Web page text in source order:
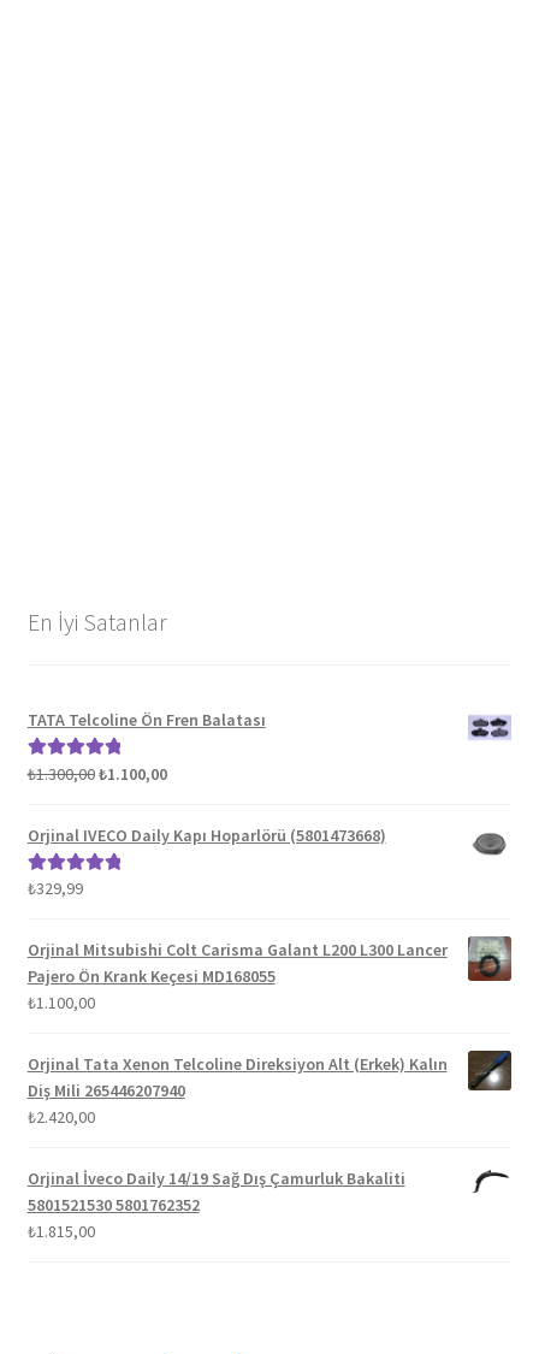
En İyi Satanlar
TATA Telcoline Ön Fren Balatası
5 üzerinden
₺1.300,00Orijinal
₺1.300,00.
₺1.100,00Şu
fiyat:
₺1.100,00.
Orjinal IVECO Daily Kapı Hoparlörü (5801473668)
5 üzerinden
₺329,99
Orjinal Mitsubishi Colt Carisma Galant L200 L300 Lancer
Pajero Ön Krank Keçesi MD168055
₺1.100,00
Orjinal Tata Xenon Telcoline Direksiyon Alt (Erkek) Kalın
Diş Mili 265446207940
₺2.420,00
Orjinal İveco Daily 14/19 Sağ Dış Çamurluk Bakaliti
5801521530 5801762352
₺1.815,00